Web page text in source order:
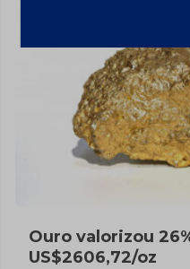
Ouro valorizou
US$2606,72/oz